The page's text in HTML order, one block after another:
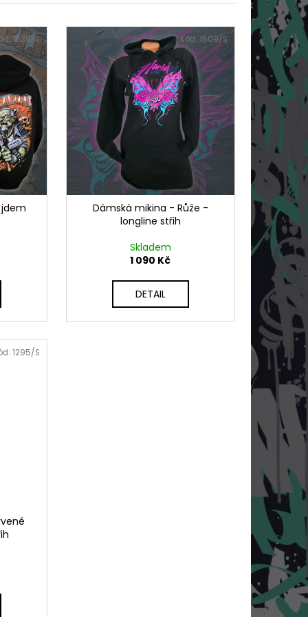
1638/S
Dámská mikina - Růže -
longline střih
Skladem
1 090 Kč
DETAIL
Kód:1509/S
1295/S